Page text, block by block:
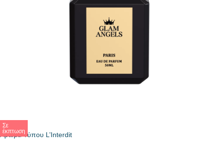
Σε
έκπτωση
Άρωμα Τύπου L’Interdit